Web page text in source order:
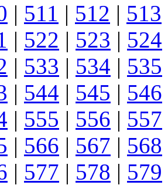
| 511 | 512 | 513
| 522 | 523 | 524
| 533 | 534 | 535
| 544 | 545 | 546
| 555 | 556 | 557
| 566 | 567 | 568
| 577 | 578 | 579